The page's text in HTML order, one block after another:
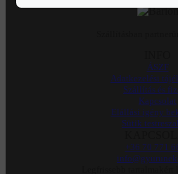
ÁSZF
Adatkezelési
Szállítás és
Kapcsolat
Elállási igény
Sütik
+36 70 771